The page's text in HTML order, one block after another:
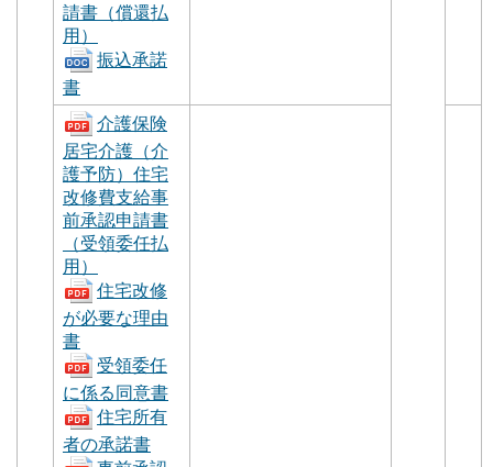
請書（償還払
用）
振込承諾
書
介護保険
居宅介護（介
護予防）住宅
改修費支給事
前承認申請書
（受領委任払
用）
住宅改修
が必要な理由
書
受領委任
に係る同意書
住宅所有
者の承諾書